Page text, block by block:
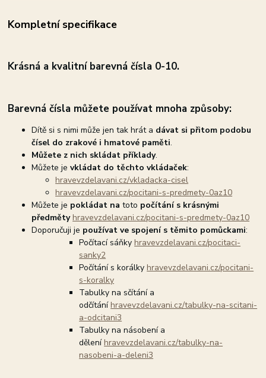
Kompletní specifikace
Krásná a kvalitní barevná čísla 0-10.
Barevná čísla můžete používat mnoha způsoby:
Dítě si s nimi může jen tak hrát a dávat si přitom podobu
čísel do zrakové i hmatové paměti.
Můžete z nich skládat příklady.
Můžete jevkládat do těchto vkládaček:
hravevzdelavani.cz/vkladacka-cisel
hravevzdelavani.cz/pocitani-s-predmety-0az10
Můžete je pokládat na toto počítání s krásnými
předmětyhravevzdelavani.cz/pocitani-s-predmety-0az10
Doporučuji je používat ve spojení s těmito pomůckami:
Počítací sáňkyhravevzdelavani.cz/pocitaci-
sanky2
Počítání s korálkyhravevzdelavani.cz/pocitani-
s-koralky
Tabulky na sčítání a
odčítáníhravevzdelavani.cz/tabulky-na-scitani-
a-odcitani3
Tabulky na násobení a
děleníhravevzdelavani.cz/tabulky-na-
nasobeni-a-deleni3